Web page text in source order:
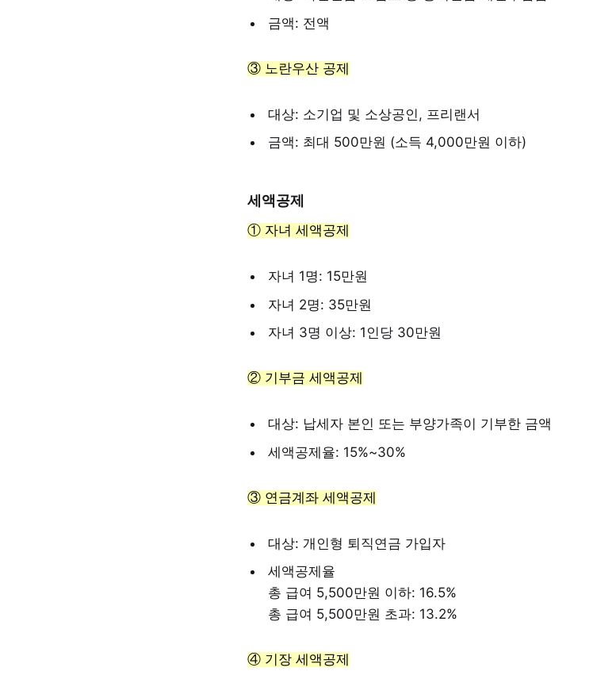
금액: 전액
③ 노란우산 공제
대상: 소기업 및 소상공인, 프리랜서
금액: 최대 500만원 (소득 4,000만원 이하)
세액공제
① 자녀 세액공제
자녀 1명: 15만원
자녀 2명: 35만원
자녀 3명 이상: 1인당 30만원
② 기부금 세액공제
대상: 납세자 본인 또는 부양가족이 기부한 금액
세액공제율: 15%~30%
③ 연금계좌 세액공제
대상: 개인형 퇴직연금 가입자
세액공제율
총 급여 5,500만원 이하: 16.5%
총 급여 5,500만원 초과: 13.2%
④ 기장 세액공제